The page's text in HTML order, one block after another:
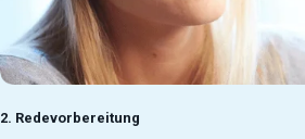
2. Redevorbereitung